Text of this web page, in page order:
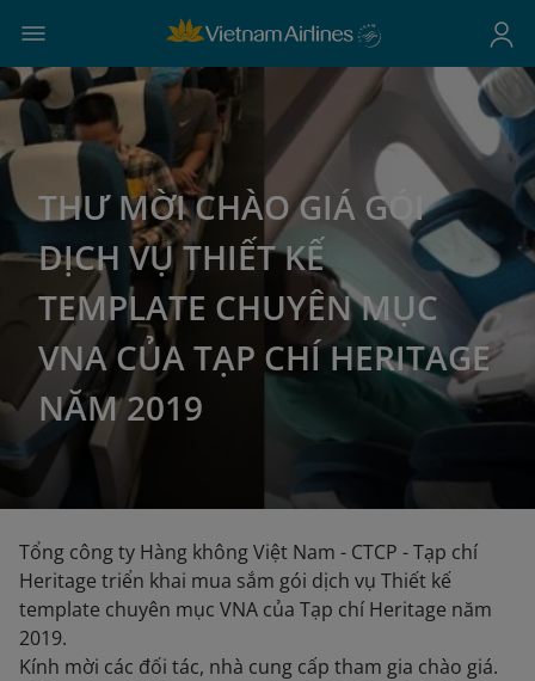
THƯ MỜI CHÀO GIÁ GÓI
DỊCH VỤ THIẾT KẾ
TEMPLATE CHUYÊN MỤC
VNA CỦA TẠP CHÍ HERITAGE
NĂM 2019
Tổng công ty Hàng không Việt Nam - CTCP - Tạp chí
Heritage triển khai mua sắm gói dịch vụ Thiết kế
template chuyên mục VNA của Tạp chí Heritage năm
2019.
Kính mời các đối tác, nhà cung cấp tham gia chào giá.